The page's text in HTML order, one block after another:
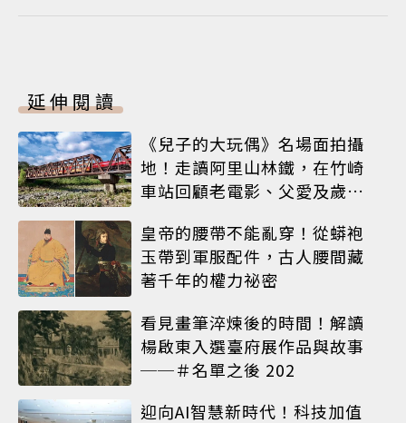
延伸閱讀
《兒子的大玩偶》名場面拍攝
地！走讀阿里山林鐵，在竹崎
車站回顧老電影、父愛及歲月
皇帝的腰帶不能亂穿！從蟒袍
玉帶到軍服配件，古人腰間藏
著千年的權力祕密
看見畫筆淬煉後的時間！解讀
楊啟東入選臺府展作品與故事
──＃名單之後 202
迎向AI智慧新時代！科技加值